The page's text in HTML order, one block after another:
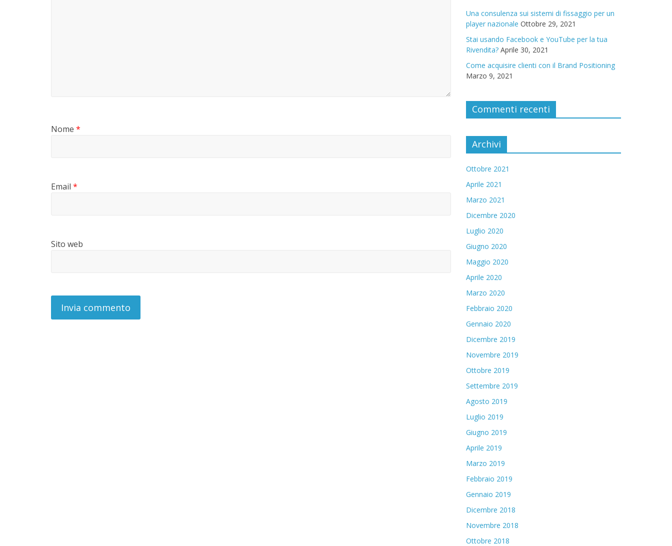
Nome *
Email *
Sito web
Una consulenza sui sistemi di fissaggio per un
player nazionale Ottobre 29, 2021
Stai usando Facebook e YouTube per la tua
Rivendita? Aprile 30, 2021
Come acquisire clienti con il Brand Positioning
Marzo 9, 2021
Commenti recenti
Archivi
Ottobre 2021
Aprile 2021
Marzo 2021
Dicembre 2020
Luglio 2020
Giugno 2020
Maggio 2020
Aprile 2020
Marzo 2020
Febbraio 2020
Gennaio 2020
Dicembre 2019
Novembre 2019
Ottobre 2019
Settembre 2019
Agosto 2019
Luglio 2019
Giugno 2019
Aprile 2019
Marzo 2019
Febbraio 2019
Gennaio 2019
Dicembre 2018
Novembre 2018
Ottobre 2018